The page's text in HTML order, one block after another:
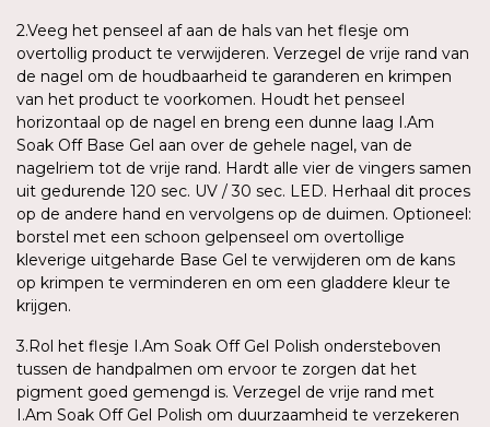
2.Veeg het penseel af aan de hals van het flesje om
overtollig product te verwijderen. Verzegel de vrije rand van
de nagel om de houdbaarheid te garanderen en krimpen
van het product te voorkomen. Houdt het penseel
horizontaal op de nagel en breng een dunne laag I.Am
Soak Off Base Gel aan over de gehele nagel, van de
nagelriem tot de vrije rand. Hardt alle vier de vingers samen
uit gedurende 120 sec. UV / 30 sec. LED. Herhaal dit proces
op de andere hand en vervolgens op de duimen. Optioneel:
borstel met een schoon gelpenseel om overtollige
kleverige uitgeharde Base Gel te verwijderen om de kans
op krimpen te verminderen en om een gladdere kleur te
krijgen.
3.Rol het flesje I.Am Soak Off Gel Polish ondersteboven
tussen de handpalmen om ervoor te zorgen dat het
pigment goed gemengd is. Verzegel de vrije rand met
I.Am Soak Off Gel Polish om duurzaamheid te verzekeren